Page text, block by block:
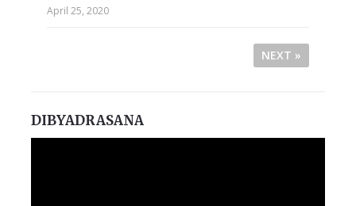
April 25, 2020
NEXT »
DIBYADRASANA